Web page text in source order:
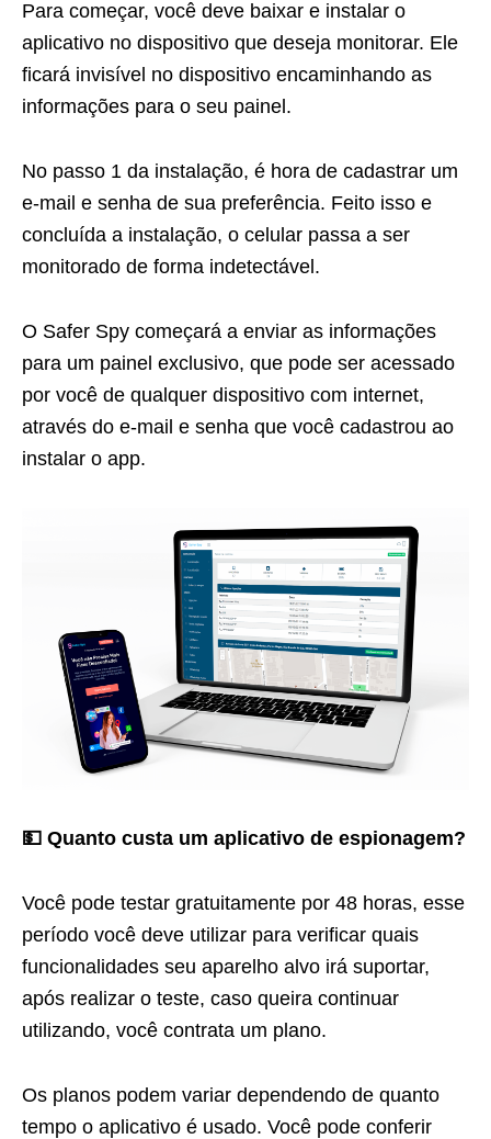
Para começar, você deve baixar e instalar o
aplicativo no dispositivo que deseja monitorar. Ele
ficará invisível no dispositivo encaminhando as
informações para o seu painel.
No passo 1 da instalação, é hora de cadastrar um
e-mail e senha de sua preferência. Feito isso e
concluída a instalação, o celular passa a ser
monitorado de forma indetectável.
O Safer Spy começará a enviar as informações
para um painel exclusivo, que pode ser acessado
por você de qualquer dispositivo com internet,
através do e-mail e senha que você cadastrou ao
instalar o app.
💵 Quanto custa um aplicativo de espionagem?
Você pode testar gratuitamente por 48 horas, esse
período você deve utilizar para verificar quais
funcionalidades seu aparelho alvo irá suportar,
após realizar o teste, caso queira continuar
utilizando, você contrata um plano.
Os planos podem variar dependendo de quanto
tempo o aplicativo é usado. Você pode conferir